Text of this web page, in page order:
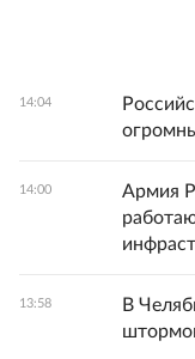
14:04
14:00
Армия
13:58
В